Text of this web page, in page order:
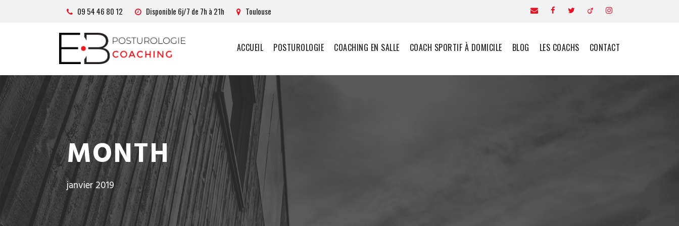
09 54 46 80 12 Disponible 6j/7 de 7h à 21h Toulouse
ACCUEIL POSTUROLOGIE COACHING EN SALLE COACH SPORTIF À DOMICILE BLOG LES COACHS CONTACT
MONTH
janvier 2019
Panneau de gestion des cookies